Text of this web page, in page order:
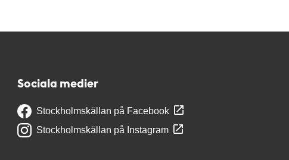
Sociala medier
Stockholmskällan på Facebook
Stockholmskällan på Instagram